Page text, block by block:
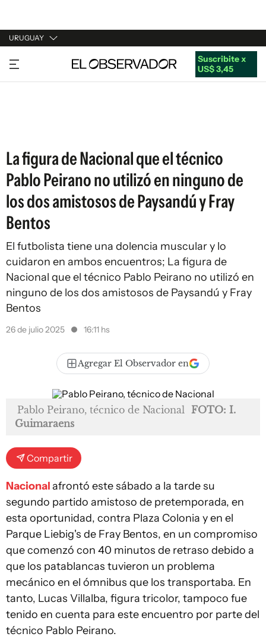
URUGUAY
URUGUAY
ARGENTINA
Suscribite x
US$ 3,45
La figura de Nacional que el técnico
Pablo Peirano no utilizó en ninguno de
los dos amistosos de Paysandú y Fray
Bentos
El futbolista tiene una dolencia muscular y lo
cuidaron en ambos encuentros; La figura de
Nacional que el técnico Pablo Peirano no utilizó en
ninguno de los dos amistosos de Paysandú y Fray
Bentos
26 de julio 2025 16:11 hs
Agregar El Observador en
Pablo Peirano, técnico de Nacional FOTO: I.
Guimaraens
Compartir
Nacionalafrontó este sábado a la tarde su
segundo partido amistoso de pretemporada, en
esta oportunidad, contra Plaza Colonia y en el
Parque Liebig's de Fray Bentos, en un compromiso
que comenzó con 40 minutos de retraso debido a
que los patablancas tuvieron un problema
mecánico en el ómnibus que los transportaba. En
tanto, Lucas Villalba, figura tricolor, tampoco fue
tenido en cuenta para este encuentro por parte del
técnico Pablo Peirano.